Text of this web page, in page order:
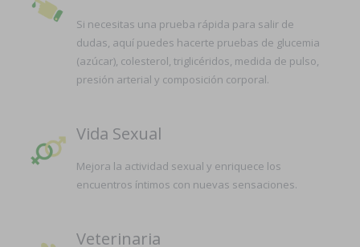
Si necesitas una prueba rápida para salir de
dudas, aquí puedes hacerte pruebas de glucemia
(azúcar), colesterol, triglicéridos, medida de pulso,
presión arterial y composición corporal.
Vida Sexual
Mejora la actividad sexual y enriquece los
encuentros íntimos con nuevas sensaciones.
Veterinaria